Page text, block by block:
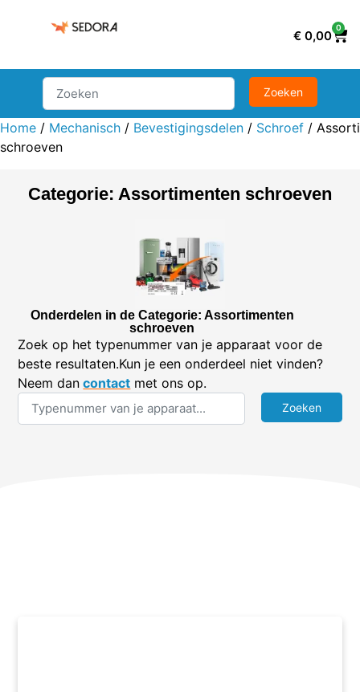
€ 0,00
0
Home / Mechanisch / Bevestigingsdelen / Schroef /
schroeven
Categorie: Assortimenten schroeven
Onderdelen in de Categorie: Assortimenten
schroeven
Zoek op het typenummer van je apparaat voor de
beste resultaten.Kun je een onderdeel niet vinden?
Neem dan contact met ons op.